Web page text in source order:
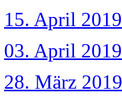
15. April 2019
03. April 2019
28. März 2019